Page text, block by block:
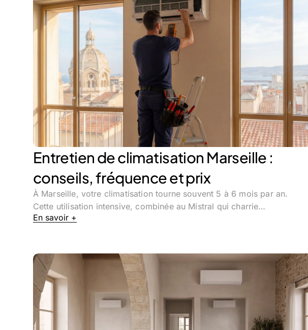
Entretien de climatisation Marseille :
conseils, fréquence et prix
À Marseille, votre climatisation tourne souvent 5 à 6 mois par an.
Cette utilisation intensive, combinée au Mistral qui charrie…
En savoir +